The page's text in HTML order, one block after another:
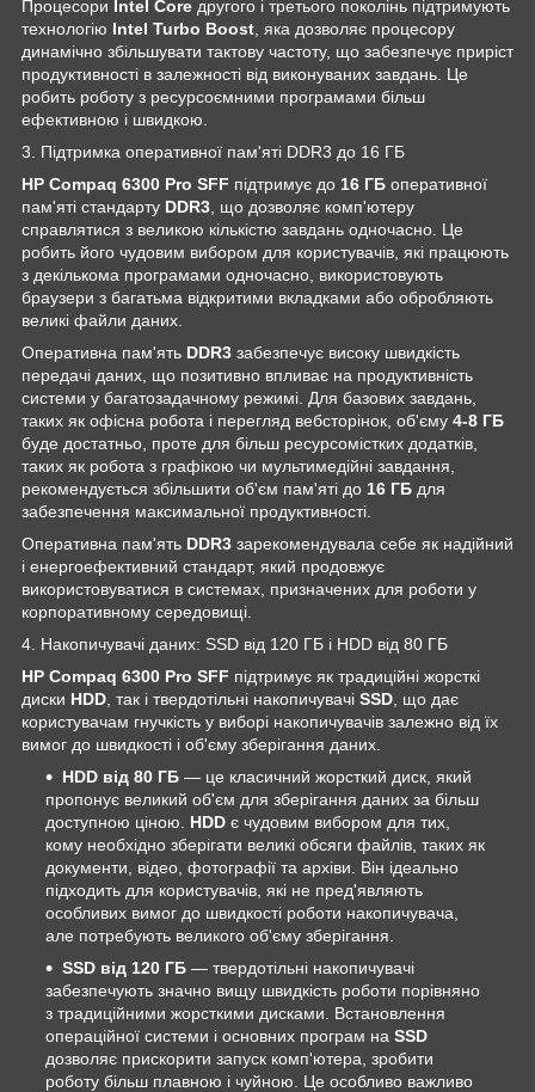
Процесори Intel Core другого і третього поколінь підтримують
технологію Intel Turbo Boost , яка дозволяє процесору
динамічно збільшувати тактову частоту, що забезпечує приріст
продуктивності в залежності від виконуваних завдань. Це
робить роботу з ресурсоємними програмами більш
ефективною і швидкою.
3. Підтримка оперативної пам'яті DDR3 до 16 ГБ
HP Compaq 6300 Pro SFF підтримує до 16 ГБ оперативної
пам'яті стандарту DDR3 , що дозволяє комп'ютеру
справлятися з великою кількістю завдань одночасно. Це
робить його чудовим вибором для користувачів, які працюють
з декількома програмами одночасно, використовують
браузери з багатьма відкритими вкладками або обробляють
великі файли даних.
Оперативна пам'ять DDR3 забезпечує високу швидкість
передачі даних, що позитивно впливає на продуктивність
системи у багатозадачному режимі. Для базових завдань,
таких як офісна робота і перегляд вебсторінок, об'єму 4-8 ГБ
буде достатньо, проте для більш ресурсомістких додатків,
таких як робота з графікою чи мультимедійні завдання,
рекомендується збільшити об'єм пам'яті до 16 ГБ для
забезпечення максимальної продуктивності.
Оперативна пам'ять DDR3 зарекомендувала себе як надійний
і енергоефективний стандарт, який продовжує
використовуватися в системах, призначених для роботи у
корпоративному середовищі.
4. Накопичувачі даних: SSD від 120 ГБ і HDD від 80 ГБ
HP Compaq 6300 Pro SFF підтримує як традиційні жорсткі
диски HDD , так і твердотільні накопичувачі SSD , що дає
користувачам гнучкість у виборі накопичувачів залежно від їх
вимог до швидкості і об'єму зберігання даних.
HDD від 80 ГБ — це класичний жорсткий диск, який
пропонує великий об'єм для зберігання даних за більш
доступною ціною. HDD є чудовим вибором для тих,
кому необхідно зберігати великі обсяги файлів, таких як
документи, відео, фотографії та архіви. Він ідеально
підходить для користувачів, які не пред'являють
особливих вимог до швидкості роботи накопичувача,
але потребують великого об'єму зберігання.
SSD від 120 ГБ — твердотільні накопичувачі
забезпечують значно вищу швидкість роботи порівняно
з традиційними жорсткими дисками. Встановлення
операційної системи і основних програм на SSD
дозволяє прискорити запуск комп'ютера, зробити
роботу більш плавною і чуйною. Це особливо важливо